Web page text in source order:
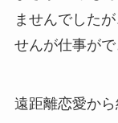
ませんでした
せんが仕事がで
遠距離恋愛か